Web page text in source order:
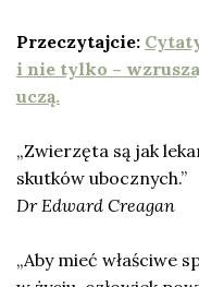
Przeczytajcie:
i nie tylko –
uczą.
„Zwierzęta są jak
skutków ubocznych.”
Dr Edward Creagan
„Aby mieć właściwe